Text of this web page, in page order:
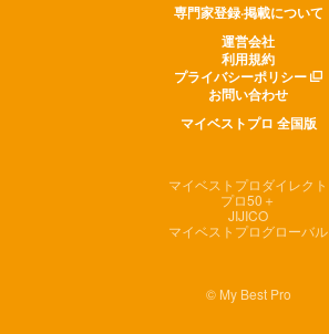
専門家登録·掲載について
運営会社
利用規約
プライバシーポリシー
お問い合わせ
マイベストプロ 全国版
マイベストプロダイレクト
プロ50＋
JIJICO
マイベストプログローバル
© My Best Pro